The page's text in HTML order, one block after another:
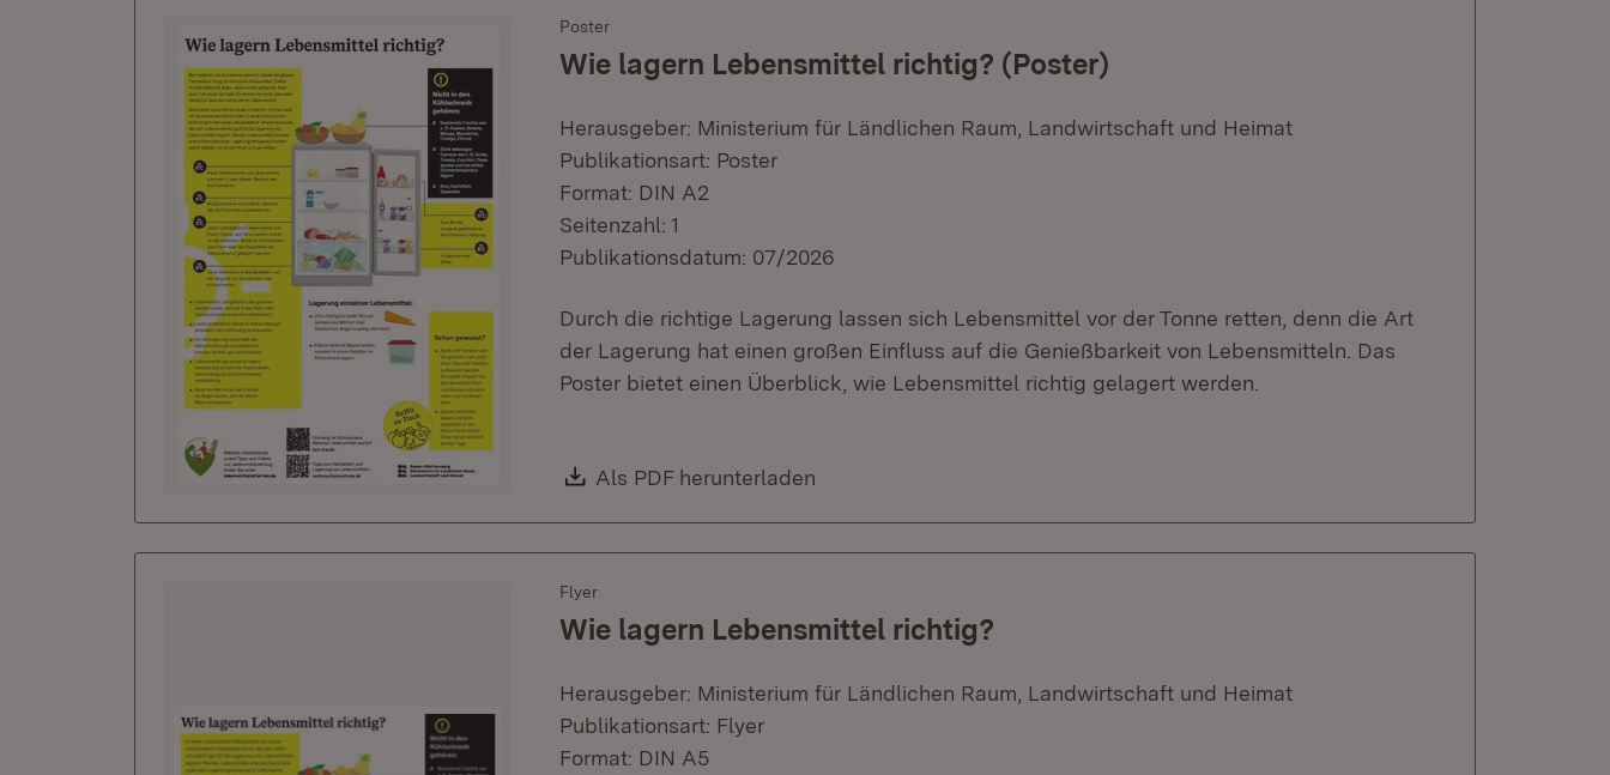
Poster
Wie lagern Lebensmittel richtig? (Poster)
Herausgeber: Ministerium für Ländlichen Raum, Landwirtschaft und Heimat
Publikationsart: Poster
Format: DIN A2
Seitenzahl: 1
Publikationsdatum: 07/2026
Durch die richtige Lagerung lassen sich Lebensmittel vor der Tonne retten, denn die Art
der Lagerung hat einen großen Einfluss auf die Genießbarkeit von Lebensmitteln. Das
Poster bietet einen Überblick, wie Lebensmittel richtig gelagert werden.
Download:
Als PDF herunterladen
Flyer
Wie lagern Lebensmittel richtig?
Herausgeber: Ministerium für Ländlichen Raum, Landwirtschaft und Heimat
Publikationsart: Flyer
Format: DIN A5